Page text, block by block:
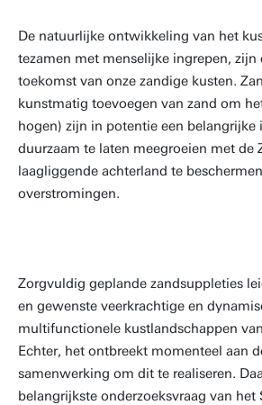
De natuurlijke ontwikkeling van het
tezamen met menselijke ingrepen, zijn
toekomst van onze zandige kusten.
kunstmatig toevoegen van zand om
hogen) zijn in potentie een belangrijke
duurzaam te laten meegroeien met de
laagliggende achterland te
overstromingen.
Zorgvuldig geplande zandsuppleties
en gewenste veerkrachtige en
multifunctionele kustlandschappen
Echter, het ontbreekt momenteel aan
samenwerking om dit te realiseren.
belangrijkste onderzoeksvraag van het